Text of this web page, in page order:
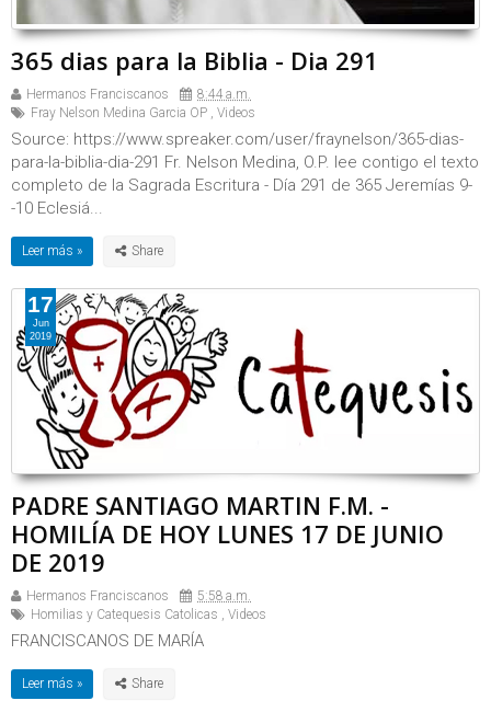
365 dias para la Biblia - Dia 291
Hermanos Franciscanos
8:44 a.m.
Fray Nelson Medina Garcia OP , Videos
Source: https://www.spreaker.com/user/fraynelson/365-dias-
para-la-biblia-dia-291 Fr. Nelson Medina, O.P. lee contigo el texto
completo de la Sagrada Escritura - Día 291 de 365 Jeremías 9-
-10 Eclesiá...
Leer más »
PADRE SANTIAGO MARTIN F.M. -
HOMILÍA DE HOY LUNES 17 DE JUNIO
DE 2019
Hermanos Franciscanos
5:58 a.m.
Homilias y Catequesis Catolicas , Videos
FRANCISCANOS DE MARÍA
Leer más »
17
Jun
2019